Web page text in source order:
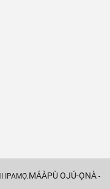
IPAMỌ́.MÁÀPÙ OJÚ-Ọ̀NÀ -